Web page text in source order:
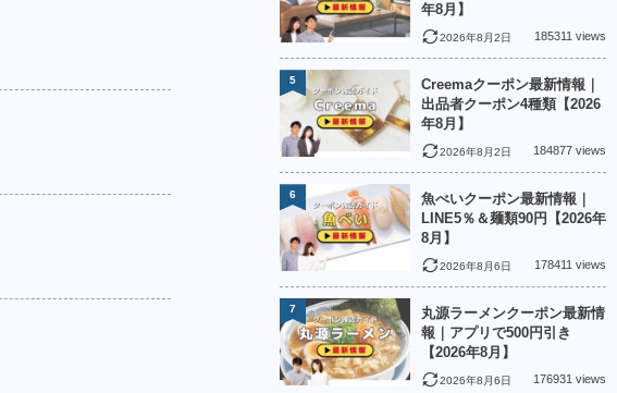
年8月】
2026年8月2日 185311 views
Creemaクーポン最新情報｜
出品者クーポン4種類【2026
年8月】
2026年8月2日 184877 views
5
魚べいクーポン最新情報｜
LINE5％＆麺類90円【2026年
8月】
2026年8月6日 178411 views
6
丸源ラーメンクーポン最新情
報｜アプリで500円引き
【2026年8月】
2026年8月6日 176931 views
7